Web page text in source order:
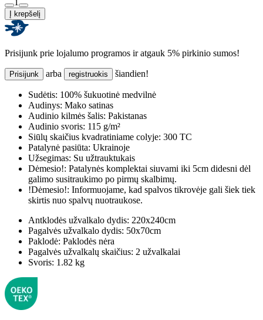
Į krepšelį
Prisijunk prie lojalumo programos ir atgauk 5% pirkinio sumos!
Prisijunk arba registruokis šiandien!
Sudėtis: 100% šukuotinė medvilnė
Audinys: Mako satinas
Audinio kilmės šalis: Pakistanas
Audinio svoris: 115 g/m²
Siūlų skaičius kvadratiniame colyje: 300 TC
Patalynė pasiūta: Ukrainoje
Užsegimas: Su užtrauktukais
Dėmesio!: Patalynės komplektai siuvami iki 5cm didesni dėl
galimo susitraukimo po pirmų skalbimų.
!Dėmesio!: Informuojame, kad spalvos tikrovėje gali šiek tiek
skirtis nuo spalvų nuotraukose.
Antklodės užvalkalo dydis: 220x240cm
Pagalvės užvalkalo dydis: 50x70cm
Paklodė: Paklodės nėra
Pagalvės užvalkalų skaičius: 2 užvalkalai
Svoris: 1.82 kg